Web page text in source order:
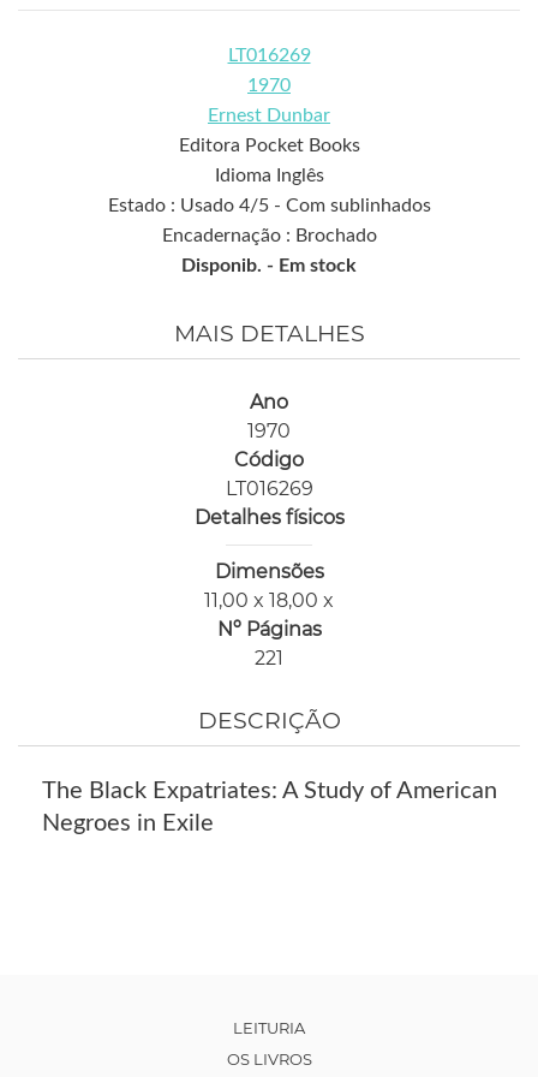
LT016269
1970
Ernest Dunbar
Editora Pocket Books
Idioma Inglês
Estado : Usado 4/5 - Com sublinhados
Encadernação : Brochado
Disponib. - Em stock
MAIS DETALHES
Ano
1970
Código
LT016269
Detalhes físicos
Dimensões
11,00 x 18,00 x
Nº Páginas
221
DESCRIÇÃO
The Black Expatriates: A Study of American
Negroes in Exile
LEITURIA
OS LIVROS